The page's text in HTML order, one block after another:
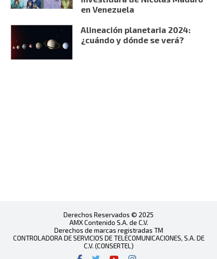
en Venezuela
Alineación planetaria 2024:
¿cuándo y dónde se verá?
Derechos Reservados © 2025
AMX Contenido S.A. de C.V.
Derechos de marcas registradas TM
CONTROLADORA DE SERVICIOS DE TELECOMUNICACIONES, S.A. DE
C.V. (CONSERTEL)